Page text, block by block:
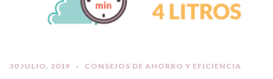
30 JULIO, 2019 CONSEJOS DE AHORRO Y EFICIENCIA